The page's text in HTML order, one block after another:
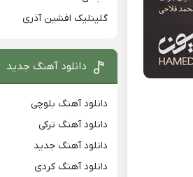
گلینلیک افشین آذری
دانلود آهنگ جدید
دانلود آهنگ بلوچی
دانلود آهنگ ترکی
دانلود آهنگ جدید
دانلود آهنگ کردی